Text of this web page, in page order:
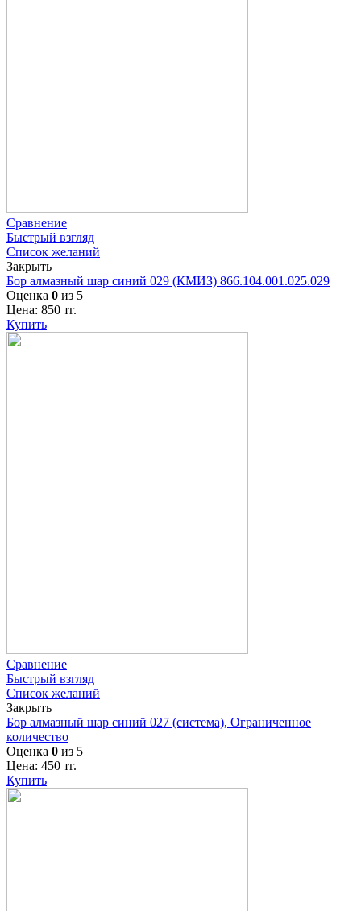
Сравнение
Быстрый взгляд
Список желаний
Закрыть
Бор алмазный шар синий 029 (КМИЗ) 866.104.001.025.029
Оценка 0 из 5
Цена: 850 тг.
Купить
Сравнение
Быстрый взгляд
Список желаний
Закрыть
Бор алмазный шар синий 027 (система), Ограниченное
количество
Оценка 0 из 5
Цена: 450 тг.
Купить